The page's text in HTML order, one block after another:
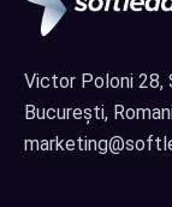
Victor Poloni 28,
București,